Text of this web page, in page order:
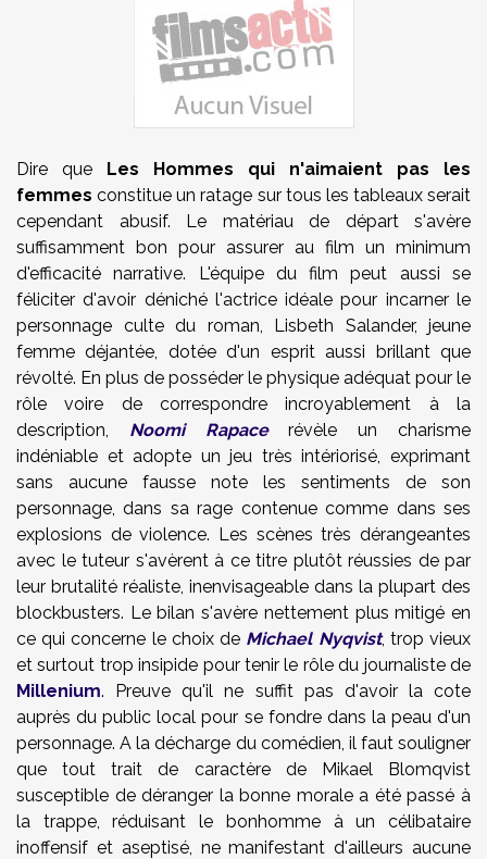
Dire que Les Hommes qui n'aimaient pas les
femmes constitue un ratage sur tous les tableaux serait
cependant abusif. Le matériau de départ s'avère
suffisamment bon pour assurer au film un minimum
d'efficacité narrative. L'équipe du film peut aussi se
féliciter d'avoir déniché l'actrice idéale pour incarner le
personnage culte du roman, Lisbeth Salander, jeune
femme déjantée, dotée d'un esprit aussi brillant que
révolté. En plus de posséder le physique adéquat pour le
rôle voire de correspondre incroyablement à la
description, Noomi Rapacerévèle un charisme
indéniable et adopte un jeu très intériorisé, exprimant
sans aucune fausse note les sentiments de son
personnage, dans sa rage contenue comme dans ses
explosions de violence. Les scènes très dérangeantes
avec le tuteur s'avèrent à ce titre plutôt réussies de par
leur brutalité réaliste, inenvisageable dans la plupart des
blockbusters. Le bilan s'avère nettement plus mitigé en
ce qui concerne le choix de Michael Nyqvist, trop vieux
et surtout trop insipide pour tenir le rôle du journaliste de
Millenium. Preuve qu'il ne suffit pas d'avoir la cote
auprès du public local pour se fondre dans la peau d'un
personnage. A la décharge du comédien, il faut souligner
que tout trait de caractère de Mikael Blomqvist
susceptible de déranger la bonne morale a été passé à
la trappe, réduisant le bonhomme à un célibataire
inoffensif et aseptisé, ne manifestant d'ailleurs aucune